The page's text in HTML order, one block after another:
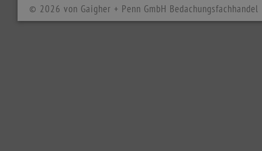
© 2026 von Gaigher + Penn GmbH Bedachungsfachhandel